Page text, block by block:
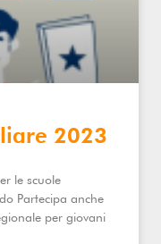
2023
le scuole
Partecipa anche
per giovani